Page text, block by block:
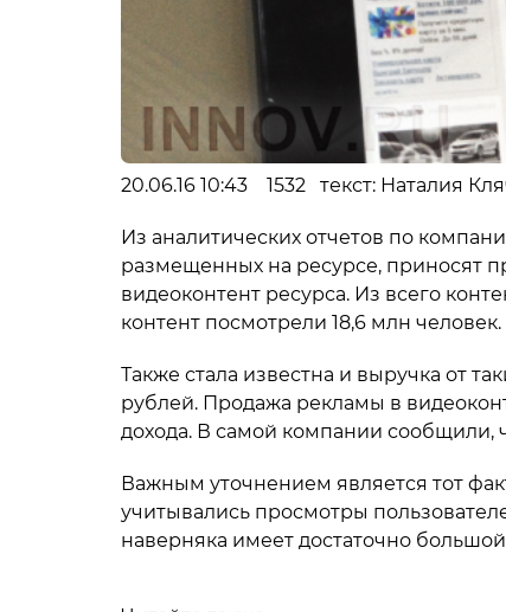
20.06.16 10:43 1532 текст: Наталия
Из аналитических отчетов по
размещенных на ресурсе, приносят
видеоконтент ресурса. Из всего
контент посмотрели 18,6 млн человек.
Также стала известна и выручка от
рублей. Продажа рекламы в
дохода. В самой компании сообщили,
Важным уточнением является тот
учитывались просмотры
наверняка имеет достаточно большой